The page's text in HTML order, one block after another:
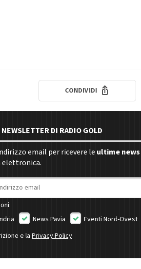
CONDIVIDI
DI RADIO GOLD
email per ricevere le ultime news
elettronica.
News Pavia
Eventi Nord-Ovest
e la Privacy Policy